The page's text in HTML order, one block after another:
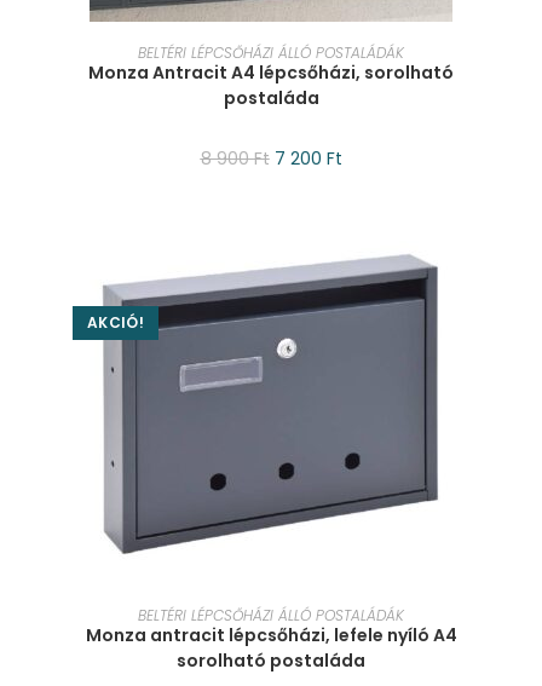
KOSÁRBA TESZEM
BELTÉRI LÉPCSŐHÁZI ÁLLÓ POSTALÁDÁK
Monza Antracit A4 lépcsőházi, sorolható
postaláda
8 900Ft 7 200 Ft
AKCIÓ!
KOSÁRBA TESZEM
BELTÉRI LÉPCSŐHÁZI ÁLLÓ POSTALÁDÁK
Monza antracit lépcsőházi, lefele nyíló A4
sorolható postaláda